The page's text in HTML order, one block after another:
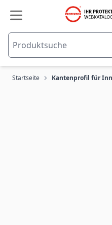
Zum Inhalt springen
Startseite Kantenprofil für